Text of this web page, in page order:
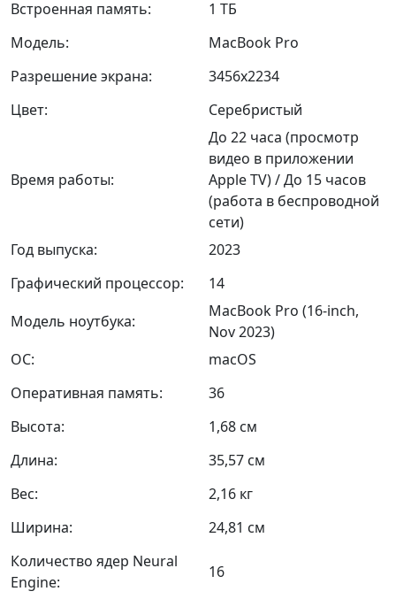
Встроенная память:
1 ТБ
Модель:
MacBook Pro
Разрешение экрана:
3456x2234
Цвет:
Серебристый
Время работы:
До 22 часа (просмотр
видео в приложении
Apple TV) / До 15 часов
(работа в беспроводной
сети)
Год выпуска:
2023
Графический процессор:
14
Модель ноутбука:
MacBook Pro (16-inch,
Nov 2023)
ОС:
macOS
Оперативная память:
36
Высота:
1,68 см
Длина:
35,57 см
Вес:
2,16 кг
Ширина:
24,81 см
Количество ядер Neural
Engine:
16